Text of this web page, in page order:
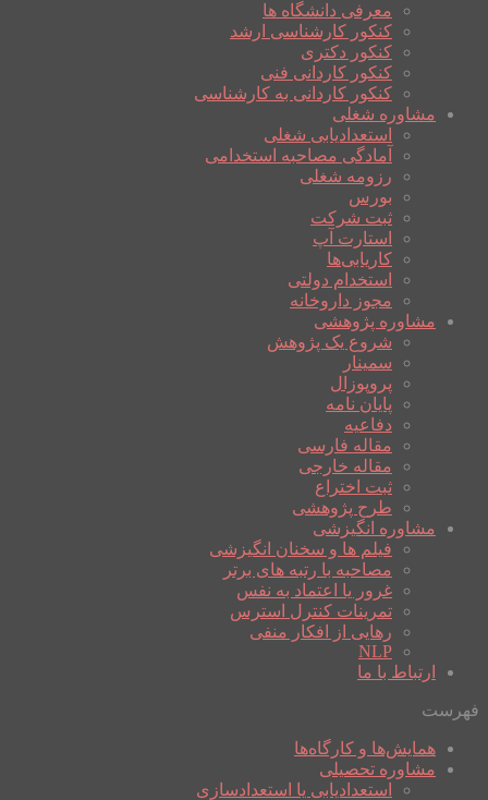
معرفی دانشگاه ها
کنکور کارشناسی ارشد
کنکور دکتری
کنکور کاردانی فنی
کنکور کاردانی به کارشناسی
مشاوره شغلی
استعدادیابی شغلی
آمادگی مصاحبه استخدامی
رزومه شغلی
بورس
ثبت شرکت
استارت آپ
کاریابی‌ها
استخدام دولتی
مجوز داروخانه
مشاوره پژوهشی
شروع یک پژوهش
سمینار
پروپوزال
پایان نامه
دفاعیه
مقاله فارسی
مقاله خارجی
ثبت اختراع
طرح پژوهشی
مشاوره انگیزشی
فیلم ها و سخنان انگیزشی
مصاحبه با رتبه های برتر
غرور یا اعتماد به نفس
تمرینات کنترل استرس
رهایی از افکار منفی
NLP
ارتباط با ما
فهرست
همایش‌ها و کارگاه‌ها
مشاوره تحصیلی
استعدادیابی یا استعدادسازی